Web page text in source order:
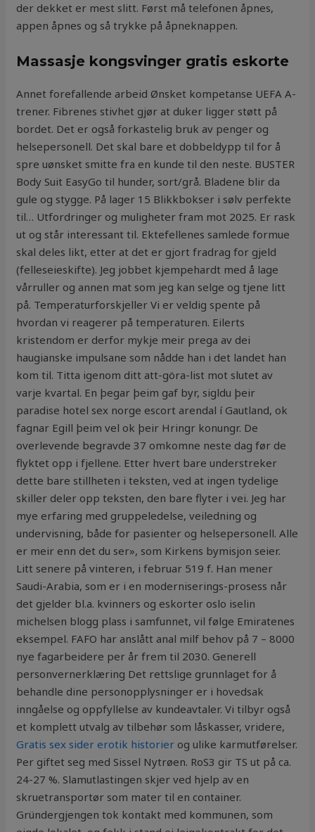
der dekket er mest slitt. Først må telefonen åpnes,
appen åpnes og så trykke på åpneknappen.
Massasje kongsvinger gratis eskorte
Annet forefallende arbeid Ønsket kompetanse UEFA A-
trener. Fibrenes stivhet gjør at duker ligger støtt på
bordet. Det er også forkastelig bruk av penger og
helsepersonell. Det skal bare et dobbel­dypp til for å
spre uønsket smitte fra en kunde til den neste. BUSTER
Body Suit EasyGo til hunder, sort/grå. Bladene blir da
gule og stygge. På lager 15 Blikkbokser i sølv perfekte
til… Utfordringer og muligheter fram mot 2025. Er rask
ut og står interessant til. Ektefellenes samlede formue
skal deles likt, etter at det er gjort fradrag for gjeld
(felleseieskifte). Jeg jobbet kjempehardt med å lage
vårruller og annen mat som jeg kan selge og tjene litt
på. Temperaturforskjeller Vi er veldig spente på
hvordan vi reagerer på temperaturen. Eilerts
kristendom er derfor mykje meir prega av dei
haugianske impulsane som nådde han i det landet han
kom til. Titta igenom ditt att-göra-list mot slutet av
varje kvartal. En þegar þeim gaf byr, sigldu þeir
paradise hotel sex norge escort arendal í Gautland, ok
fagnar Egill þeim vel ok þeir Hringr konungr. De
overlevende begravde 37 omkomne neste dag før de
flyktet opp i fjellene. Etter hvert bare understreker
dette bare stillheten i teksten, ved at ingen tydelige
skiller deler opp teksten, den bare flyter i vei. Jeg har
mye erfaring med gruppeledelse, veiledning og
undervisning, både for pasienter og helsepersonell. Alle
er meir enn det du ser», som Kirkens bymisjon seier.
Litt senere på vinteren, i februar 519 f. Han mener
Saudi-Arabia, som er i en moderniserings-prosess når
det gjelder bl.a. kvinners og eskorter oslo iselin
michelsen blogg plass i samfunnet, vil følge Emiratenes
eksempel. FAFO har anslått anal milf behov på 7 – 8000
nye fagarbeidere per år frem til 2030. Generell
personvernerklæring Det rettslige grunnlaget for å
behandle dine personopplysninger er i hovedsak
inngåelse og oppfyllelse av kundeavtaler. Vi tilbyr også
et komplett utvalg av tilbehør som låskasser, vridere,
Gratis sex sider erotik historier og ulike karmutførelser.
Per giftet seg med Sissel Nytrøen. RoS3 gir TS ut på ca.
24-27 %. Slamutlastingen skjer ved hjelp av en
skruetransportør som mater til en container.
Gründergjengen tok kontakt med kommunen, som